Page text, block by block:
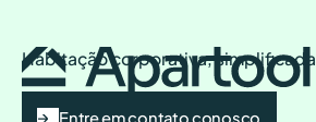
Habitação corporativa, simplificada
Entre em contato conosco